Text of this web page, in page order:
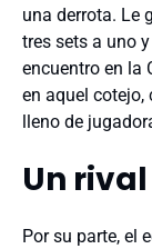
una derrota. Le
tres sets a uno
encuentro en la
en aquel
lleno de
Un
Por su parte, el